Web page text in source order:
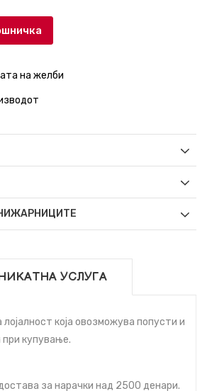
на желби
УСЛУГА
лојалност која овозможува попусти и
купување.
за нарачки над 2500 денари.